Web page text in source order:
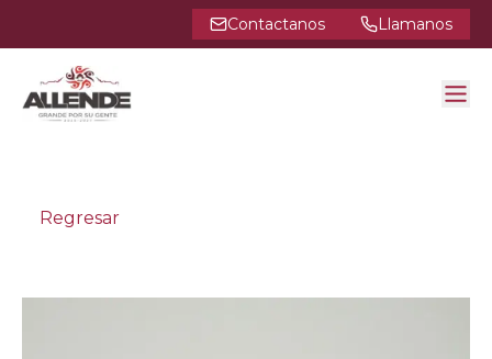
Contactanos Llamanos
Regresar